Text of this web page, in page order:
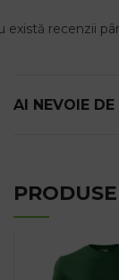
există recenzii
AI NEVOIE